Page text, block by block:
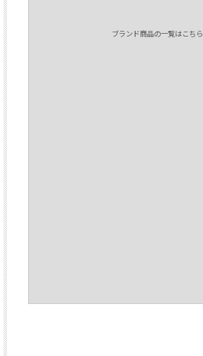
ブランド商品の一覧はこちら